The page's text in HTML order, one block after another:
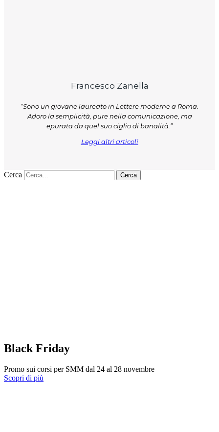
Francesco Zanella
“Sono un giovane laureato in Lettere moderne a Roma.
Adoro la semplicità, pure nella comunicazione, ma
epurata da quel suo ciglio di banalità.”
Leggi altri articoli
Cerca Cerca
Black Friday
Promo sui corsi per SMM dal 24 al 28 novembre
Scopri di più